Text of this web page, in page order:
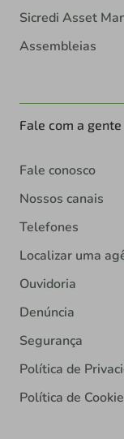
Sicredi Asset
Assembleias
Fale com a gente
Fale conosco
Nossos canais
Telefones
Localizar uma
Ouvidoria
Denúncia
Segurança
Política de
Política de